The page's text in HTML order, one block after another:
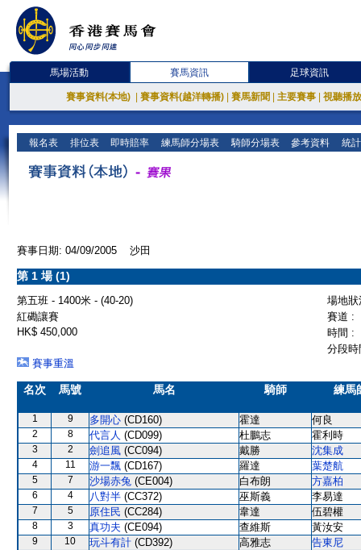
馬場活動 賽馬資訊 足球資訊
賽事資料(本地) 賽事資料(越洋轉播) 賽馬新聞 主要賽事 視聽播
報名表 排位表 即時賠率 練馬師分場表 騎師分場表 參考資料 統
賽事日期: 04/09/2005 沙田
第 1 場 (1)
第五班 - 1400米 - (40-20)
場地
紅磡讓賽
賽道 :
HK$ 450,000
時間 :
分段
賽事重溫
名次 馬號 馬名 騎師 練馬
1 9 多開心 (CD160) 霍達 何良
2 8 代言人 (CD099) 杜鵬志 霍利時
3 2 劍追風 (CC094) 戴勝 沈集成
4 11 游一飄 (CD167) 羅達 葉楚航
5 7 沙場赤兔 (CE004) 白布朗 方嘉柏
6 4 八對半 (CC372) 巫斯義 李易達
7 5 原住民 (CC284) 韋達 伍碧權
8 3 真功夫 (CE094) 查維斯 黃汝安
9 10 玩斗有計 (CD392) 高雅志 告東尼